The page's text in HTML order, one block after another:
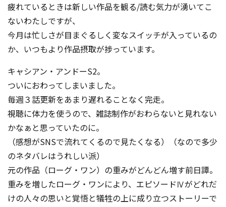
疲れているときは新しい作品を観る/読む気力が湧いてこ
ないわたしですが、
今月は忙しさが目まぐるしく変なスイッチが入っているの
か、いつもより作品摂取が捗っています。
キャシアン・アンドーS2。
ついにおわってしまいました。
毎週３話更新をあまり遅れることなく完走。
視聴に体力を使うので、雑誌制作がおわらないと見れない
かなぁと思っていたのに。
（感想がSNSで流れてくるので見たくなる）（なので多少
のネタバレはうれしい派）
元の作品（ローグ・ワン）の重みがどんどん増す前日譚。
重みを増したローグ・ワンにより、エピソードⅣがどれだ
けの人々の思いと覚悟と犠牲の上に成り立つストーリーで